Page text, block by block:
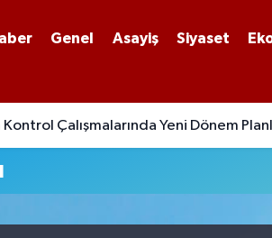
Genel Asayiş Siyaset
Çalışmalarında Yeni Dönem